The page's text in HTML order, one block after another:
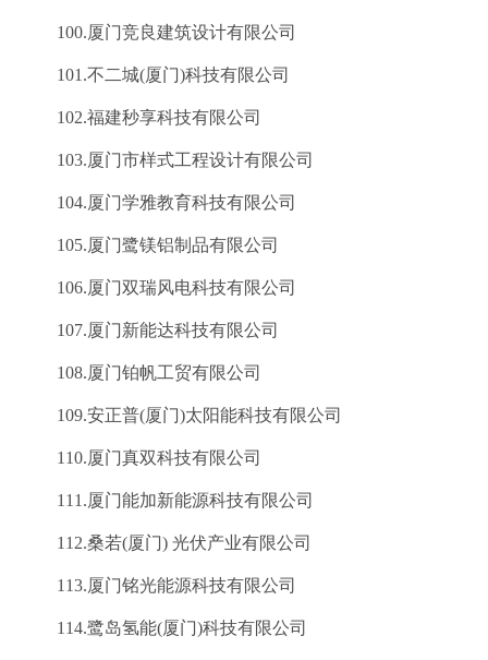
100.厦门竞良建筑设计有限公司
101.不二城(厦门)科技有限公司
102.福建秒享科技有限公司
103.厦门市样式工程设计有限公司
104.厦门学雅教育科技有限公司
105.厦门鹭镁铝制品有限公司
106.厦门双瑞风电科技有限公司
107.厦门新能达科技有限公司
108.厦门铂帆工贸有限公司
109.安正普(厦门)太阳能科技有限公司
110.厦门真双科技有限公司
111.厦门能加新能源科技有限公司
112.桑若(厦门) 光伏产业有限公司
113.厦门铭光能源科技有限公司
114.鹭岛氢能(厦门)科技有限公司